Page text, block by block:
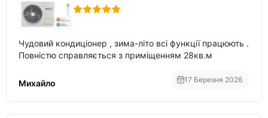
Чудовий кондиціонер , зима-літо всі функції працюють .
Повністю справляється з приміщенням 28кв.м
Михайло 17 Березня 2026